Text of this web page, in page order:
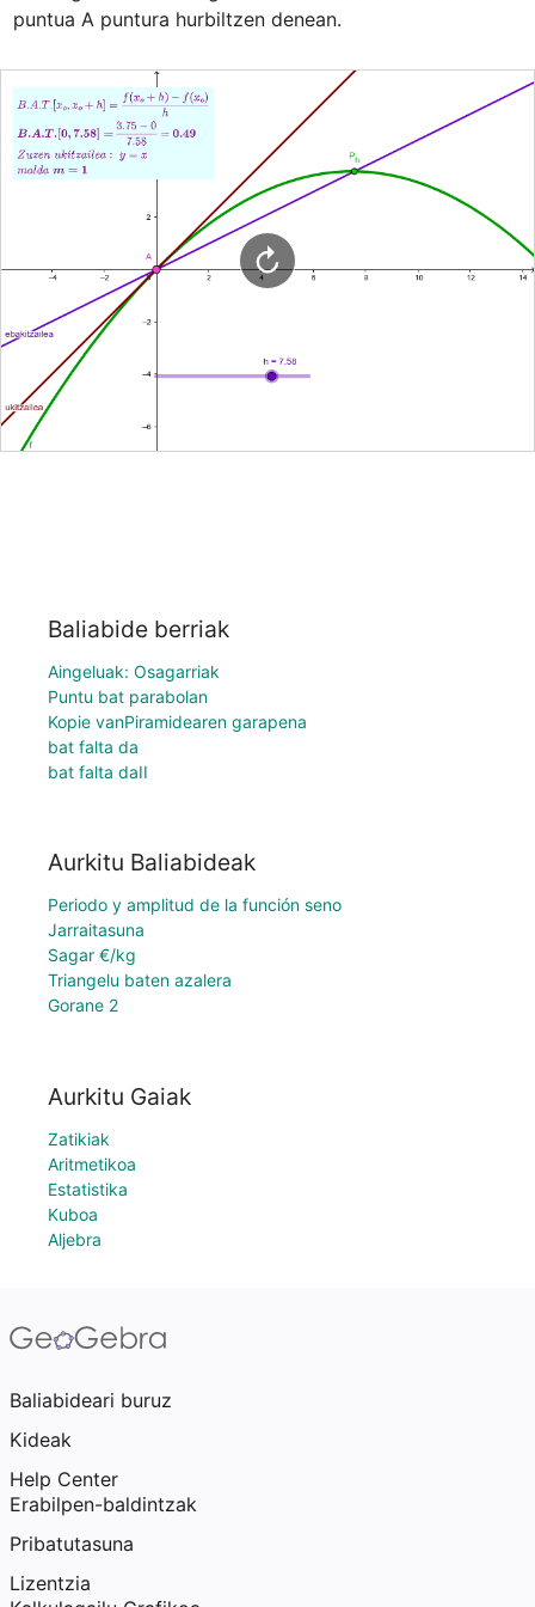
puntua A puntura hurbiltzen denean.
Baliabide berriak
Aingeluak: Osagarriak
Puntu bat parabolan
Kopie vanPiramidearen garapena
bat falta da
bat falta daII
Aurkitu Baliabideak
Periodo y amplitud de la función seno
Jarraitasuna
Sagar €/kg
Triangelu baten azalera
Gorane 2
Aurkitu Gaiak
Zatikiak
Aritmetikoa
Estatistika
Kuboa
Aljebra
Baliabideari buruz
Kideak
Help Center
Erabilpen-baldintzak
Pribatutasuna
Lizentzia